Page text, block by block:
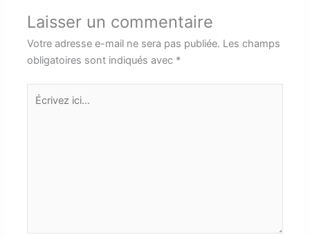
Laisser un commentaire
Votre adresse e-mail ne sera pas publiée. Les champs
obligatoires sont indiqués avec *
Écrivez
ici…